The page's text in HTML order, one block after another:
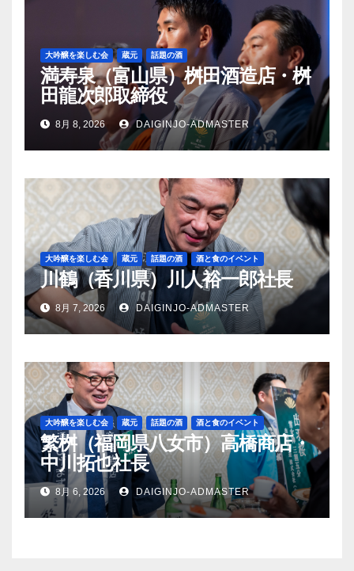
大吟醸を楽しむ会 蔵元 話題の酒
満寿泉（富山県）桝田酒造店・桝
田龍次郎取締役
8月 8, 2026 DAIGINJO-ADMASTER
大吟醸を楽しむ会 蔵元 話題の酒 酒と食のイベント
川鶴（香川県）川人裕一郎社長
8月 7, 2026 DAIGINJO-ADMASTER
大吟醸を楽しむ会 蔵元 話題の酒 酒と食のイベント
繁桝（福岡県八女市）高橋商店・
中川拓也社長
8月 6, 2026 DAIGINJO-ADMASTER